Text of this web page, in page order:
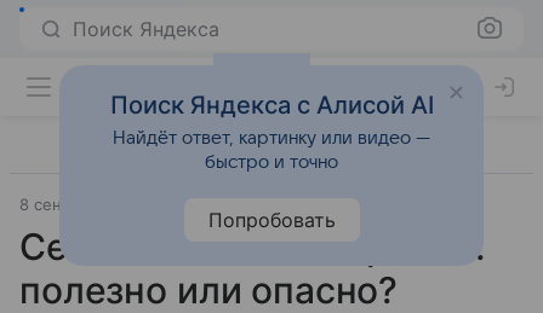
Поиск Яндекса
8 сентября 2016
Секс за два дня до родов:
полезно или опасно?
Поиск Яндекса с Алисой AI
Найдёт ответ, картинку или видео —
быстро и точно
Попробовать